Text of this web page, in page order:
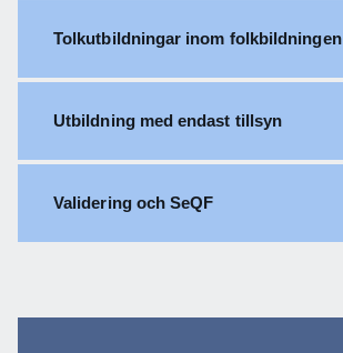
Tolkutbildningar inom folkbildningen
Utbildning med endast tillsyn
Validering och SeQF